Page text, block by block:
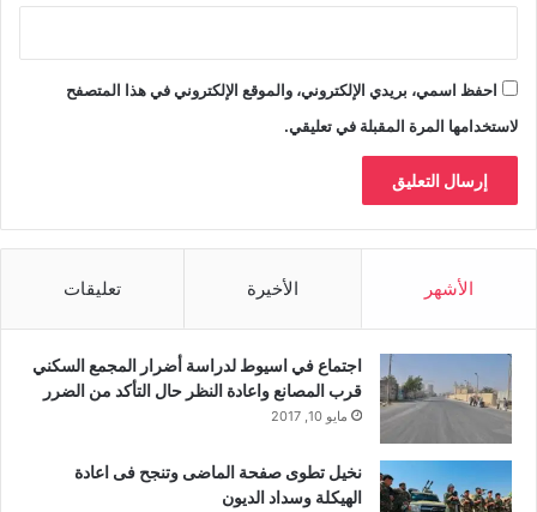
احفظ اسمي، بريدي الإلكتروني، والموقع الإلكتروني في هذا المتصفح
لاستخدامها المرة المقبلة في تعليقي.
الأشهر الأخيرة تعليقات
اجتماع في اسيوط لدراسة أضرار المجمع السكني
قرب المصانع واعادة النظر حال التأكد من الضرر
مايو 10, 2017
نخيل تطوى صفحة الماضى وتنجح فى اعادة
الهيكلة وسداد الديون